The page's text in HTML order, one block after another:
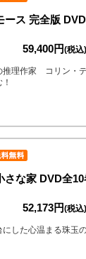
ース 完全版
59,400円(税込)
推理作家 コリン・
さな家 DVD全10
52,173円(税込)
にした心温まる珠玉